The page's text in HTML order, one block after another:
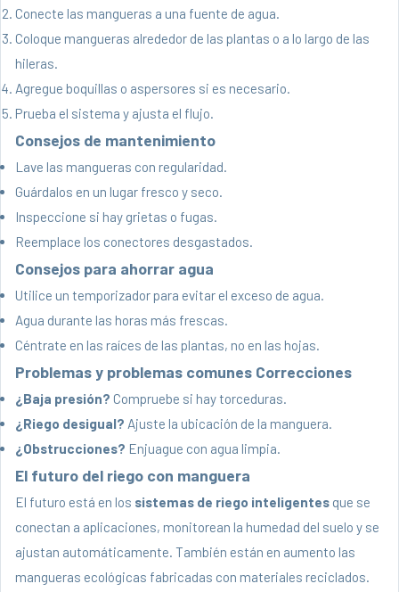
Conecte las mangueras a una fuente de agua.
Coloque mangueras alrededor de las plantas o a lo largo de las
hileras.
Agregue boquillas o aspersores si es necesario.
Prueba el sistema y ajusta el flujo.
Consejos de mantenimiento
Lave las mangueras con regularidad.
Guárdalos en un lugar fresco y seco.
Inspeccione si hay grietas o fugas.
Reemplace los conectores desgastados.
Consejos para ahorrar agua
Utilice un temporizador para evitar el exceso de agua.
Agua durante las horas más frescas.
Céntrate en las raíces de las plantas, no en las hojas.
Problemas y problemas comunes Correcciones
¿Baja presión? Compruebe si hay torceduras.
¿Riego desigual? Ajuste la ubicación de la manguera.
¿Obstrucciones? Enjuague con agua limpia.
El futuro del riego con manguera
El futuro está en los sistemas de riego inteligentes que se
conectan a aplicaciones, monitorean la humedad del suelo y se
ajustan automáticamente. También están en aumento las
mangueras ecológicas fabricadas con materiales reciclados.